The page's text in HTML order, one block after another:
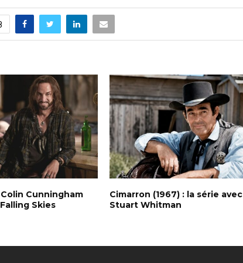
Cunningham
Skies
Cimarron (1967) : la série avec
Stuart Whitman